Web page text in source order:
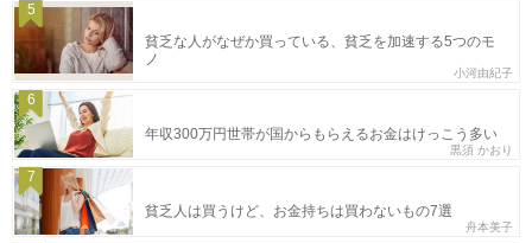
5
貧乏な人がなぜか買っている、貧乏を加速する5つのモ
ノ
小河由紀子
6
年収300万円世帯が国からもらえるお金はけっこう多い
黒須 かおり
7
貧乏人は買うけど、お金持ちは買わないもの7選
舟本美子